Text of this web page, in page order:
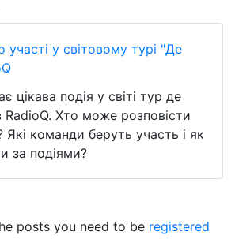
у світовому турі "Де
цікава подія у світі тур де
Хто може розповісти
Які команди беруть участь і як
за подіями?
posts you need to be registered